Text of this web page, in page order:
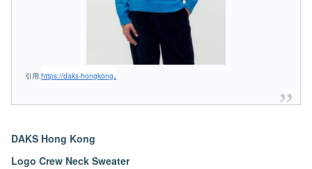
引用:https://daks-hongkong.
DAKS Hong Kong
Logo Crew Neck Sweater